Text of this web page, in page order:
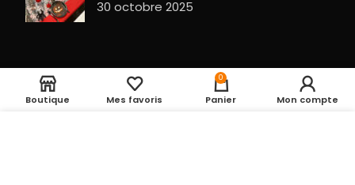
30 octobre 2025
Entrepot de la fête 2023 RÉALISÉ PARGuesHu Plan du site
Petit pot en verre Rupture de stock
Boutique Mes favoris
0
Panier Mon compte